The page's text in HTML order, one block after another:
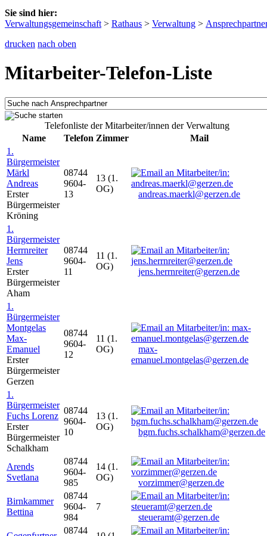
Sie sind hier:
Verwaltungsgemeinschaft > Rathaus > Verwaltung >
drucken nach oben
Mitarbeiter-Telefon-Liste
Telefonliste der Mitarbeiter/innen der Verwaltung
Name
Telefon Zimmer
Mail
1.
Bürgermeister
Märkl
Andreas
Erster
Bürgermeister
Kröning
08744
9604-
13
13 (1.
OG)
andreas.maerkl@gerzen.de
1.
Bürgermeister
Herrnreiter
Jens
Erster
Bürgermeister
Aham
08744
9604-
11
11 (1.
OG)
jens.herrnreiter@gerzen.de
1.
Bürgermeister
Montgelas
Max-
Emanuel
Erster
Bürgermeister
Gerzen
08744
9604-
12
11 (1.
OG)
max-
emanuel.montgelas@gerzen.de
1.
Bürgermeister
Fuchs Lorenz
Erster
Bürgermeister
Schalkham
08744
9604-
10
13 (1.
OG)
bgm.fuchs.schalkham@gerzen.de
Arends
Svetlana
08744
9604-
985
14 (1.
OG)
vorzimmer@gerzen.de
Birnkammer
Bettina
08744
9604-
984
7
steueramt@gerzen.de
08744